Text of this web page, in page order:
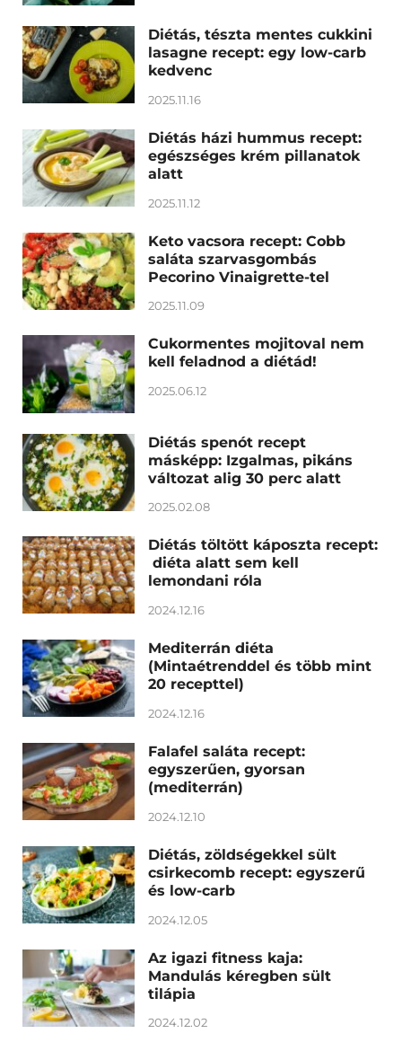
Diétás, tészta mentes cukkini
lasagne recept: egy low-carb
kedvenc
2025.11.16
Diétás házi hummus recept:
egészséges krém pillanatok
alatt
2025.11.12
Keto vacsora recept: Cobb
saláta szarvasgombás
Pecorino Vinaigrette-tel
2025.11.09
Cukormentes mojitoval nem
kell feladnod a diétád!
2025.06.12
Diétás spenót recept
másképp: Izgalmas, pikáns
változat alig 30 perc alatt
2025.02.08
Diétás töltött káposzta recept:
diéta alatt sem kell
lemondani róla
2024.12.16
Mediterrán diéta
(Mintaétrenddel és több mint
20 recepttel)
2024.12.16
Falafel saláta recept:
egyszerűen, gyorsan
(mediterrán)
2024.12.10
Diétás, zöldségekkel sült
csirkecomb recept: egyszerű
és low-carb
2024.12.05
Az igazi fitness kaja:
Mandulás kéregben sült
tilápia
2024.12.02